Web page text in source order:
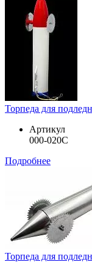
Торпеда для
Артикул
000-020C
Подробнее
Торпеда для